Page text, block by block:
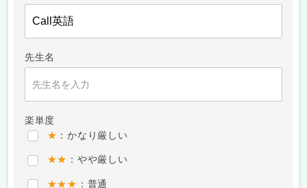
先生名
楽単度
★ ：かなり厳しい
★★ ：やや厳しい
★★★ ：普通